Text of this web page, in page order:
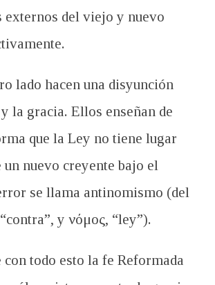
externos del viejo y nuevo
lado hacen una disyunción
la gracia. Ellos enseñan de
que la Ley no tiene lugar
un nuevo creyente bajo el
se llama antinomismo (del
y νόμος, “ley”).
todo esto la fe Reformada